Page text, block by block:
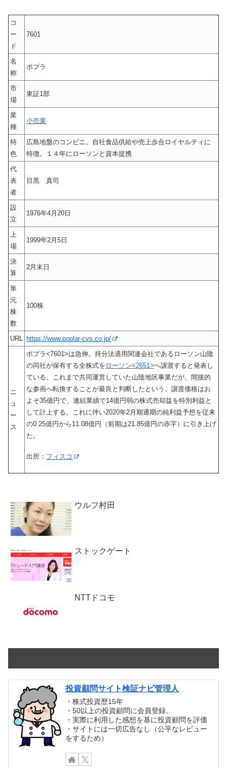
コ
ー
ド
7601
名
称
ポプラ
市
場
東証1部
業
種
小売業
特
色
広島地盤のコンビニ。自社食品供給や売上歩合ロイヤルティに
特徴。１４年にローソンと資本提携
代
表
者
目黒 真司
設
立
1976年4月20日
上
場
1999年2月5日
決
算
2月末日
単
元
株
数
100株
URL https://www.poplar-cvs.co.jp/
ニ
ュ
ー
ス
ポプラ<7601>は急伸。持分法適用関連会社であるローソン山陰
の同社が保有する全株式を ローソン<2651>へ譲渡すると発表し
ている。これまで共同運営していた山陰地区事業だが、間接的
な参画へ転換することが最良と判断したという。譲渡価格はお
よそ35億円で、連結業績で14億円弱の株式売却益を特別利益と
して計上する。これに伴い2020年2月期通期の純利益予想を従来
の0.25億円から11.08億円（前期は21.85億円の赤字）に引き上げ
た。
出所： フィスコ
ウルフ村田
ストックゲート
NTTドコモ
投資顧問サイト検証ナビ管理人
・株式投資歴15年
・50以上の投資顧問に会員登録。
・実際に利用した感想を基に投資顧問を評価
・サイトには一切広告なし（公平なレビュー
をするため）